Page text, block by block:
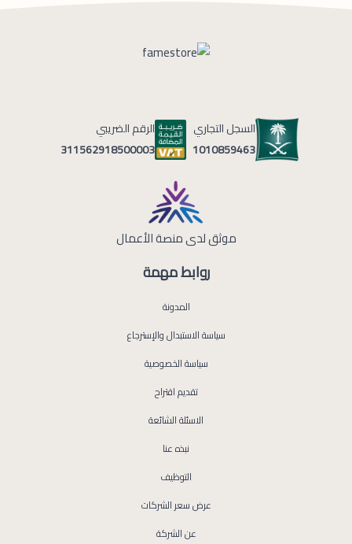
روابط مهمة
المدونة
سياسة الاستبدال والإسترجاع
سياسة الخصوصية
تقديم اقتراح
الاسئلة الشائعة
نبذه عنا
التوظيف
عرض سعر الشركات
عن الشركة
السجل التجاري
1010859463
الرقم الضريبي
311562918500003
موثق لدى منصة الأعمال